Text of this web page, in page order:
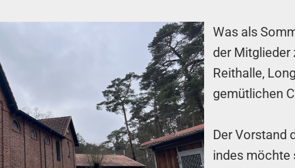
Was als
der Mitglieder
Reithalle,
gemütlichen
Der Vorstand
indes möchte